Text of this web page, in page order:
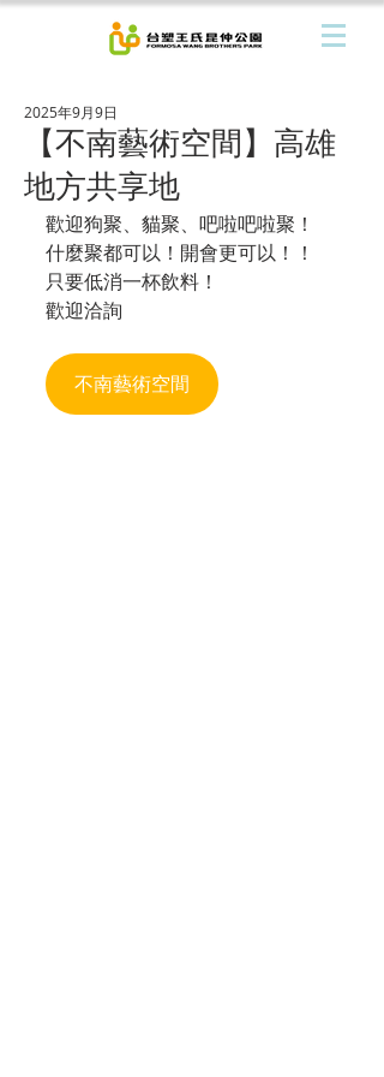
【不南藝術空間】高雄
地方共享地
2025年9月9日
歡迎狗聚、貓聚、吧啦吧啦聚！
什麼聚都可以！開會更可以！！
只要低消一杯飲料！
歡迎洽詢
不南藝術空間